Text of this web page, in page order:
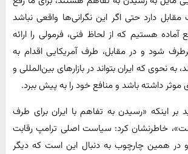
دارد حتی اگر این نگرانی‌ها واقعی نباشد
هستیم که از لحاظ فنی، فرمولی را ارائه
شود و در مقابل، طرف آمریکایی اقدام به
به نحوی که ایران بتواند در بازارهای بین‌المللی و
داشته باشد و منافع خود را به پیش ببرد.
بر اینکه «رسیدن به تفاهم با ایران برای طرف
خاطرنشان کرد: سیاست اصلی ترامپ رقابت
در همین چارچوب به دنبال این است که دیگر